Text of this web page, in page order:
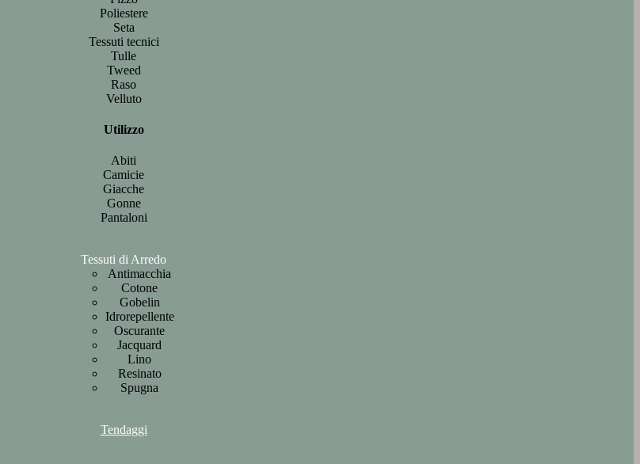
Poliestere
Seta
Tessuti tecnici
Tulle
Tweed
Raso
Velluto
Utilizzo
Abiti
Camicie
Giacche
Gonne
Pantaloni
Tessuti di Arredo
Antimacchia
Cotone
Gobelin
Idrorepellente
Oscurante
Jacquard
Lino
Resinato
Spugna
Tendaggi